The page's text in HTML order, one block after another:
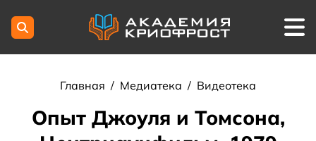
Главная / Медиатека / Видеотека
Опыт Джоуля и Томсона,